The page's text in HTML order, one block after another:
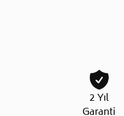
2 Yıl
Garanti